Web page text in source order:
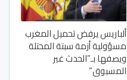
ألباريس يرفض تحميل المغرب
مسؤولية أزمة سبتة المحتلة
ويصفها بـ”الحدث غير
المسبوق”